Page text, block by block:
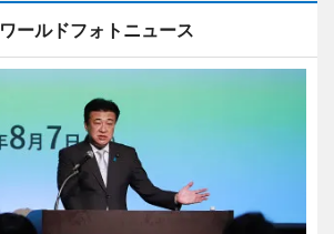
ワールドフォトニュース